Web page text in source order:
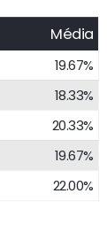
Média
19.67%
18.33%
20.33%
19.67%
22.00%